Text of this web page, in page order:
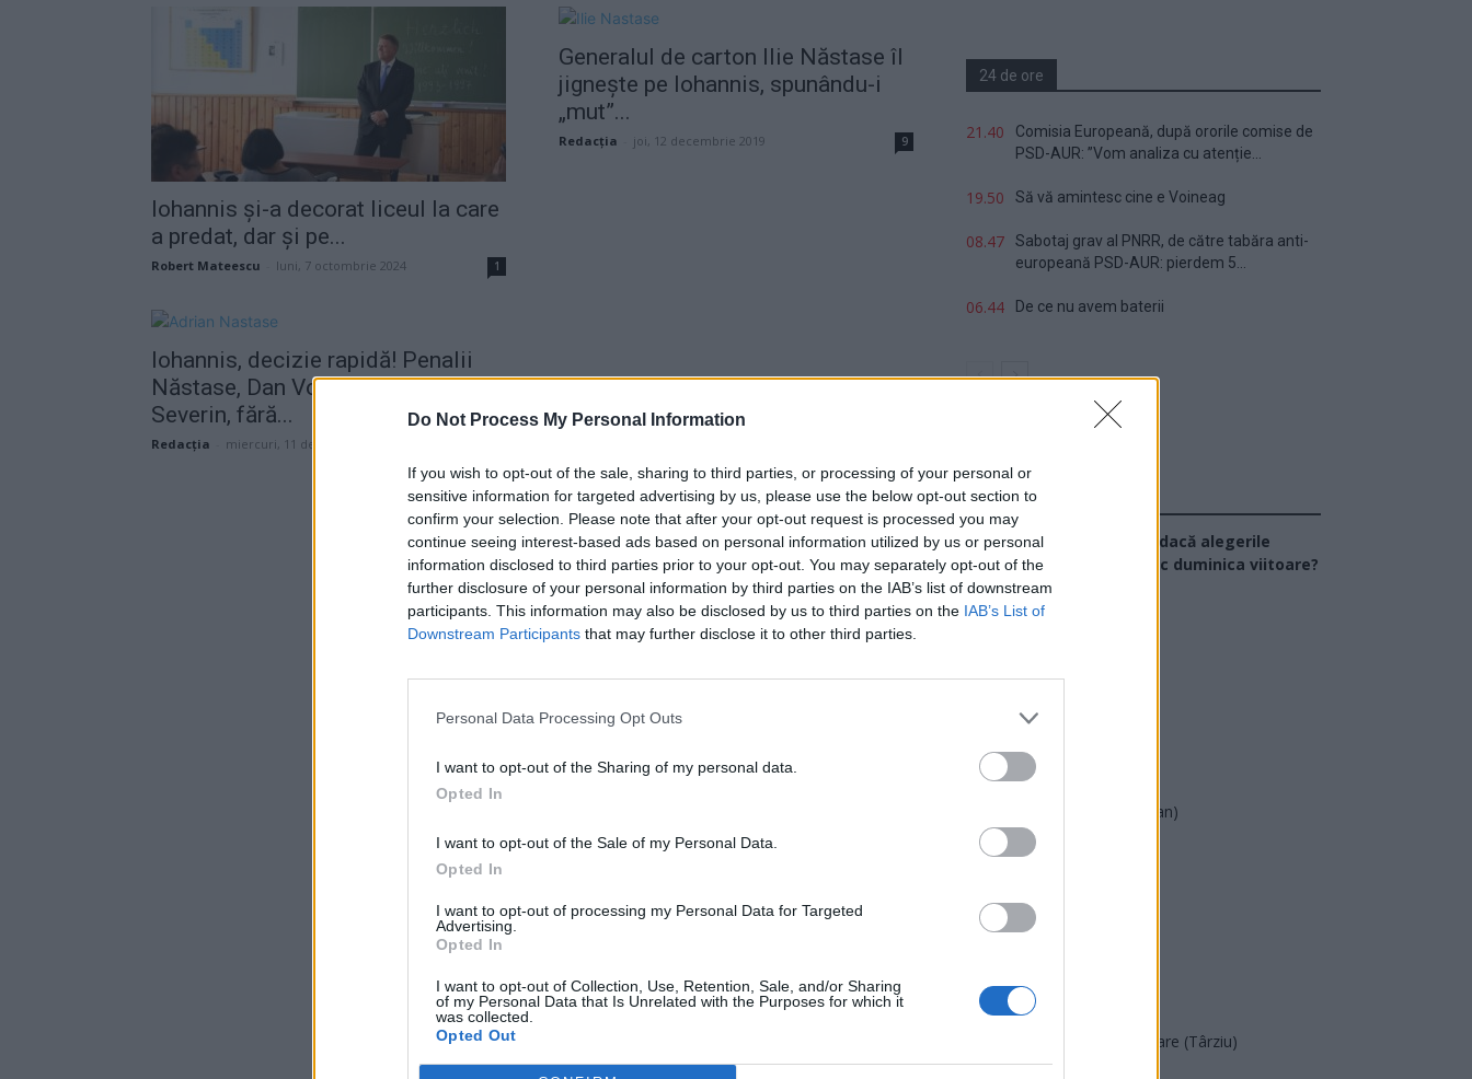
Do Not Process My Personal Information
If you wish to opt-out of the sale, sharing to third parties, or processing of your personal or
sensitive information for targeted advertising by us, please use the below opt-out section to
confirm your selection. Please note that after your opt-out request is processed you may
continue seeing interest-based ads based on personal information utilized by us or personal
information disclosed to third parties prior to your opt-out. You may separately opt-out of the
further disclosure of your personal information by third parties on the IAB’s list of downstream
participants. This information may also be disclosed by us to third parties on the IAB’s List of
Downstream Participants that may further disclose it to other third parties.
Personal Data Processing Opt Outs
I want to opt-out of the Sharing of my personal data.
Opted In
I want to opt-out of the Sale of my Personal Data.
Opted In
I want to opt-out of processing my Personal Data for Targeted
Advertising.
Opted In
I want to opt-out of Collection, Use, Retention, Sale, and/or Sharing
of my Personal Data that Is Unrelated with the Purposes for which it
was collected.
Opted Out
Iohannis şi-a decorat liceul la care
a predat, dar și pe...
Robert Mateescu luni, 7 octombrie 2024 1
Generalul de carton Ilie Năstase îl
jignește pe Iohannis, spunându-i
„mut”...
Redacţia joi, 12 decembrie 2019 9
Iohannis, decizie rapidă! Penalii
Năstase, Dan Voiculescu și Adrian
Severin, fără...
Redacţia miercuri, 11 decembrie 2019
24 de ore
21.40
Comisia Europeană, după ororile comise de
PSD-AUR: ”Vom analiza cu atenție...
19.50 Să vă amintesc cine e Voineag
08.47
Sabotaj grav al PNRR, de către tabăra anti-
europeană PSD-AUR: pierdem 5...
06.44 De ce nu avem baterii
Sondaj
Ce partid ați vota dacă alegerile
parlamentare ar avea loc duminica viitoare?
USR
PSD
AUR
PMP (Tomac)
Forța Dreptei (L. Orban)
PNȚMM
SENS
PACE (Peia)
Acțiunea Conservatoare (Târziu)